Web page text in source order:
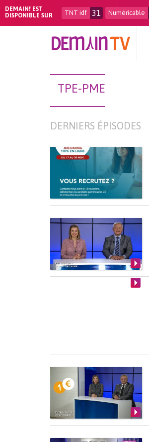
DEMAIN! EST
DISPONIBLE SUR
TNT idf 31 Numéricable
TPE-PME
DERNIERS ÉPISODES